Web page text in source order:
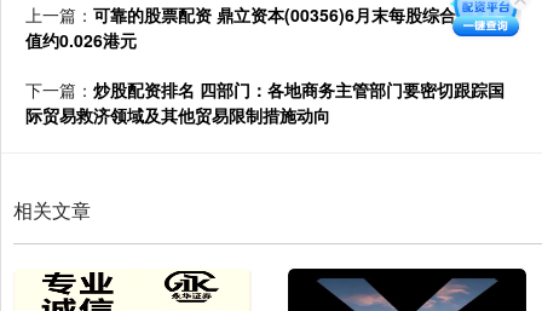
上一篇： 可靠的股票配资 鼎立资本(00356)6月末每股综合资产净
值约0.026港元
下一篇： 炒股配资排名 四部门：各地商务主管部门要密切跟踪国
际贸易救济领域及其他贸易限制措施动向
相关文章